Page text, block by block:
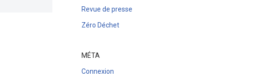
Revue de presse
Zéro Déchet
MÉTA
Connexion